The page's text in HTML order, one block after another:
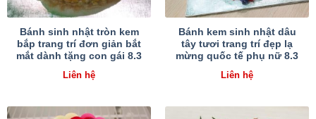
Bánh sinh nhật tròn kem
bắp trang trí đơn giản bắt
mắt dành tặng con gái 8.3
Liên hệ
Bánh kem sinh nhật dâu
tây tươi trang trí đẹp lạ
mừng quốc tế phụ nữ 8.3
Liên hệ